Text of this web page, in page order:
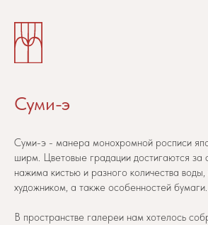
Суми-э
Суми-э - манера монохромной росписи
ширм. Цветовые градации достигаются за
нажима кистью и разного количества
художником, а также особенностей бумаги.
В пространстве галереи нам хотелось